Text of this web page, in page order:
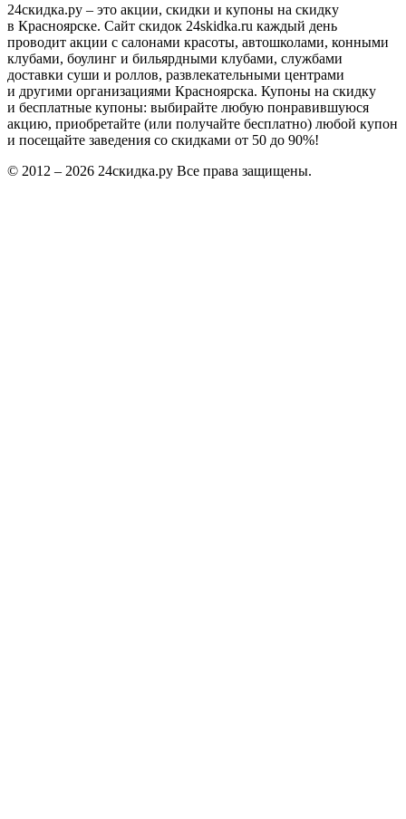
24скидка.ру – это акции, скидки и купоны на скидку
в Красноярске. Сайт скидок 24skidka.ru каждый день
проводит акции с салонами красоты, автошколами, конными
клубами, боулинг и бильярдными клубами, службами
доставки суши и роллов, развлекательными центрами
и другими организациями Красноярска. Купоны на скидку
и бесплатные купоны: выбирайте любую понравившуюся
акцию, приобретайте (или получайте бесплатно) любой купон
и посещайте заведения со скидками от 50 до 90%!
© 2012 – 2026 24скидка.ру Все права защищены.